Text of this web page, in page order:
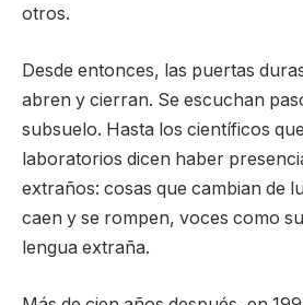
otros.
Desde entonces, las puertas
abren y cierran. Se escuchan
subsuelo. Hasta los científicos
laboratorios dicen haber
extraños: cosas que cambian de
caen y se rompen, voces como
lengua extraña.